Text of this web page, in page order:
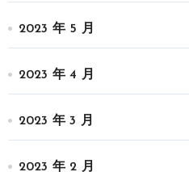
2023 年 5 月
2023 年 4 月
2023 年 3 月
2023 年 2 月